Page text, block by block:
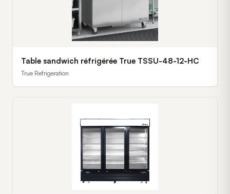
Table sandwich réfrigérée True TSSU-48-12-HC
True Refrigeration